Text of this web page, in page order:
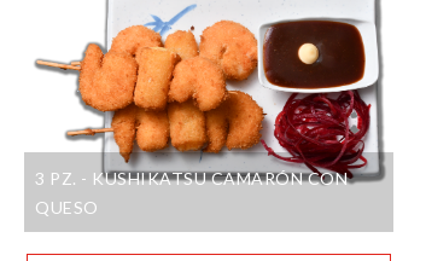
3 PZ. - KUSHIKATSU CAMARÓN CON
QUESO